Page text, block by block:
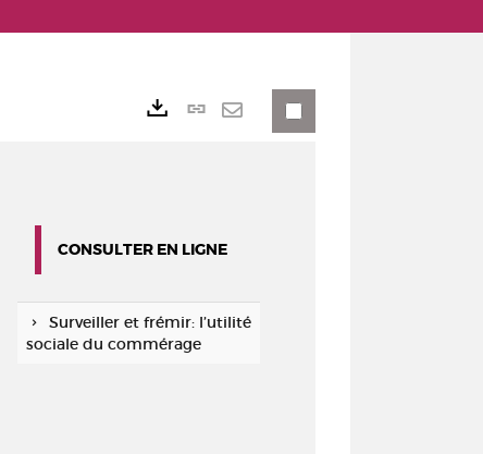
Lien
CONSULTER EN LIGNE
Surveiller et frémir: l’utilité
sociale du commérage